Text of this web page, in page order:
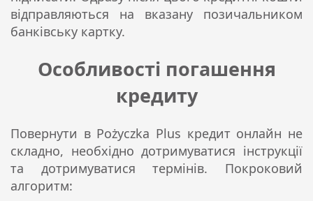
відправляються на вказану позичальником
банківську картку.
Особливості погашення
кредиту
Повернути в Pożyczka Plus кредит онлайн не
складно, необхідно дотримуватися інструкції
та дотримуватися термінів. Покроковий
алгоритм: